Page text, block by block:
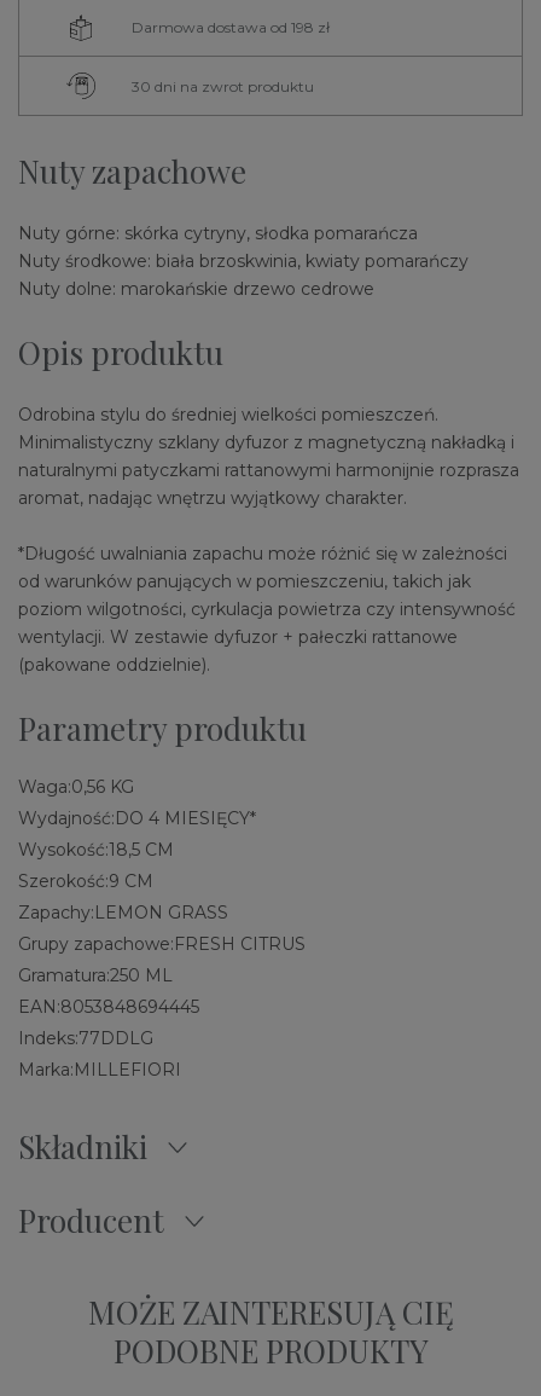
Darmowa dostawa od 198 zł
30 dni na zwrot produktu
Nuty zapachowe
Nuty górne: skórka cytryny, słodka pomarańcza
Nuty środkowe: biała brzoskwinia, kwiaty pomarańczy
Nuty dolne: marokańskie drzewo cedrowe
Opis produktu
Odrobina stylu do średniej wielkości pomieszczeń.
Minimalistyczny szklany dyfuzor z magnetyczną nakładką i
naturalnymi patyczkami rattanowymi harmonijnie rozprasza
aromat, nadając wnętrzu wyjątkowy charakter.
*Długość uwalniania zapachu może różnić się w zależności
od warunków panujących w pomieszczeniu, takich jak
poziom wilgotności, cyrkulacja powietrza czy intensywność
wentylacji. W zestawie dyfuzor + pałeczki rattanowe
(pakowane oddzielnie).
Parametry produktu
Waga:0,56 KG
Wydajność:DO 4 MIESIĘCY*
Wysokość:18,5 CM
Szerokość:9 CM
Zapachy:LEMON GRASS
Grupy zapachowe:FRESH CITRUS
Gramatura:250 ML
EAN:8053848694445
Indeks:77DDLG
Marka:MILLEFIORI
Składniki
Producent
MOŻE ZAINTERESUJĄ CIĘ
PODOBNE PRODUKTY